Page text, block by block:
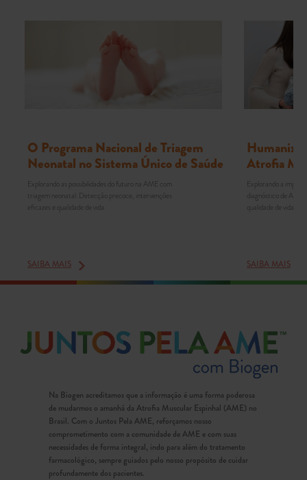
O Programa Nacional de Triagem
Neonatal no Sistema Único de Saúde
Explorando as possibilidades do futuro na AME com
triagem neonatal. Detecção precoce, intervenções
eficazes e qualidade de vida.
SAIBA MAIS
Atrofia
Explorando a
diagnóstico de
qualidade de vida
SAIBA MAIS
Na Biogen acreditamos que a informação é uma forma poderosa
de mudarmos o amanhã da Atrofia Muscular Espinhal (AME) no
Brasil. Com o Juntos Pela AME, reforçamos nosso
comprometimento com a comunidade de AME e com suas
necessidades de forma integral, indo para além do tratamento
farmacológico, sempre guiados pelo nosso propósito de cuidar
profundamente dos pacientes.